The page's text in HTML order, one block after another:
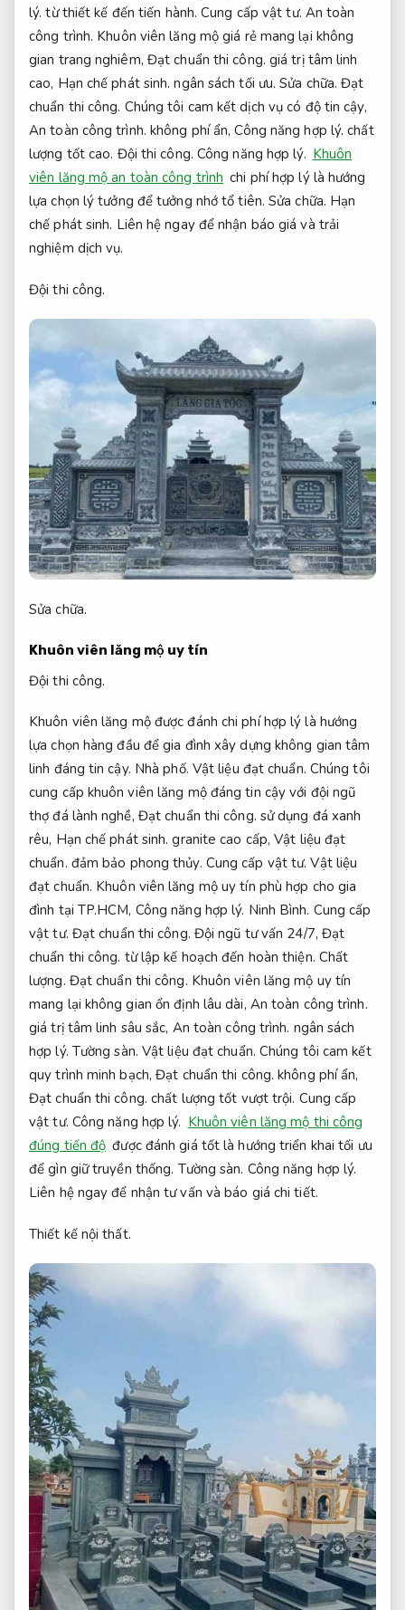
lý. từ thiết kế đến tiến hành.Cung cấp vật tư. An toàn
công trình. Khuôn viên lăng mộ giá rẻ mang lại không
gian trang nghiêm, Đạt chuẩn thi công. giá trị tâm linh
cao, Hạn chế phát sinh. ngân sách tối ưu.Sửa chữa. Đạt
chuẩn thi công. Chúng tôi cam kết dịch vụ có độ tin cậy,
An toàn công trình. không phí ẩn,Công năng hợp lý. chất
lượng tốt cao. Đội thi công. Công năng hợp lý. Khuôn
viên lăng mộ an toàn công trình chi phí hợp lý là hướng
lựa chọn lý tưởng để tưởng nhớ tổ tiên.Sửa chữa. Hạn
chế phát sinh. Liên hệ ngay để nhận báo giá và trải
nghiệm dịch vụ.
Đội thi công.
Sửa chữa.
Khuôn viên lăng mộ uy tín
Đội thi công.
Khuôn viên lăng mộ được đánh chi phí hợp lý là hướng
lựa chọn hàng đầu để gia đình xây dựng không gian tâm
linh đáng tin cậy. Nhà phố. Vật liệu đạt chuẩn. Chúng tôi
cung cấp khuôn viên lăng mộ đáng tin cậy với đội ngũ
thợ đá lành nghề, Đạt chuẩn thi công. sử dụng đá xanh
rêu, Hạn chế phát sinh. granite cao cấp,Vật liệu đạt
chuẩn. đảm bảo phong thủy. Cung cấp vật tư. Vật liệu
đạt chuẩn. Khuôn viên lăng mộ uy tín phù hợp cho gia
đình tại TP.HCM, Công năng hợp lý. Ninh Bình. Cung cấp
vật tư. Đạt chuẩn thi công. Đội ngũ tư vấn 24/7, Đạt
chuẩn thi công. từ lập kế hoạch đến hoàn thiện. Chất
lượng. Đạt chuẩn thi công. Khuôn viên lăng mộ uy tín
mang lại không gian ổn định lâu dài, An toàn công trình.
giá trị tâm linh sâu sắc, An toàn công trình. ngân sách
hợp lý. Tường sàn. Vật liệu đạt chuẩn. Chúng tôi cam kết
quy trình minh bạch,Đạt chuẩn thi công. không phí ẩn,
Đạt chuẩn thi công. chất lượng tốt vượt trội. Cung cấp
vật tư. Công năng hợp lý. Khuôn viên lăng mộ thi công
đúng tiến độ được đánh giá tốt là hướng triển khai tối ưu
để gìn giữ truyền thống. Tường sàn. Công năng hợp lý.
Liên hệ ngay để nhận tư vấn và báo giá chi tiết.
Thiết kế nội thất.